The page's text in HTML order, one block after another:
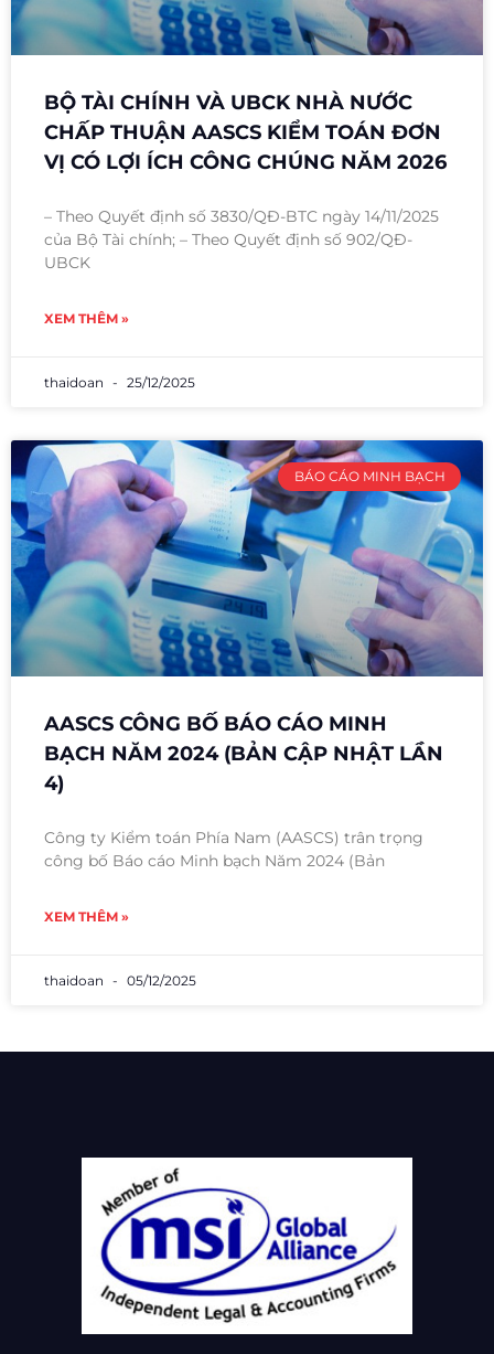
BỘ TÀI CHÍNH VÀ UBCK NHÀ NƯỚC
CHẤP THUẬN AASCS KIỂM TOÁN ĐƠN
VỊ CÓ LỢI ÍCH CÔNG CHÚNG NĂM 2026
– Theo Quyết định số 3830/QĐ-BTC ngày 14/11/2025
của Bộ Tài chính; – Theo Quyết định số 902/QĐ-
UBCK
XEM THÊM »
thaidoan 25/12/2025
BÁO CÁO MINH BẠCH
AASCS CÔNG BỐ BÁO CÁO MINH
BẠCH NĂM 2024 (BẢN CẬP NHẬT LẦN
4)
Công ty Kiểm toán Phía Nam (AASCS) trân trọng
công bố Báo cáo Minh bạch Năm 2024 (Bản
XEM THÊM »
thaidoan 05/12/2025